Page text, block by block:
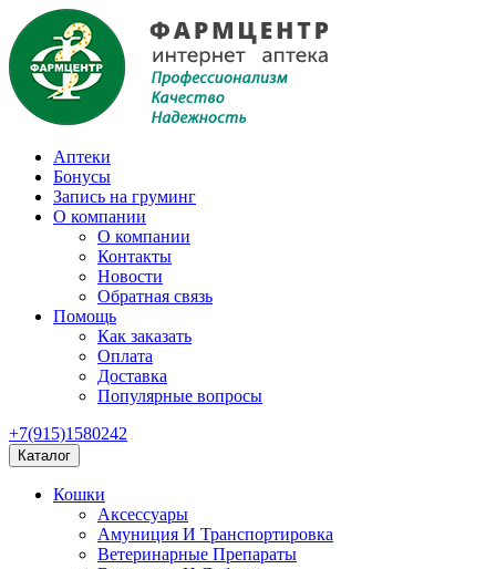
Аптеки
Бонусы
Запись на груминг
О компании
О компании
Контакты
Новости
Обратная связь
Помощь
Как заказать
Оплата
Доставка
Популярные вопросы
+7(915)1580242
Каталог
Кошки
Аксессуары
Амуниция И Транспортировка
Ветеринарные Препараты